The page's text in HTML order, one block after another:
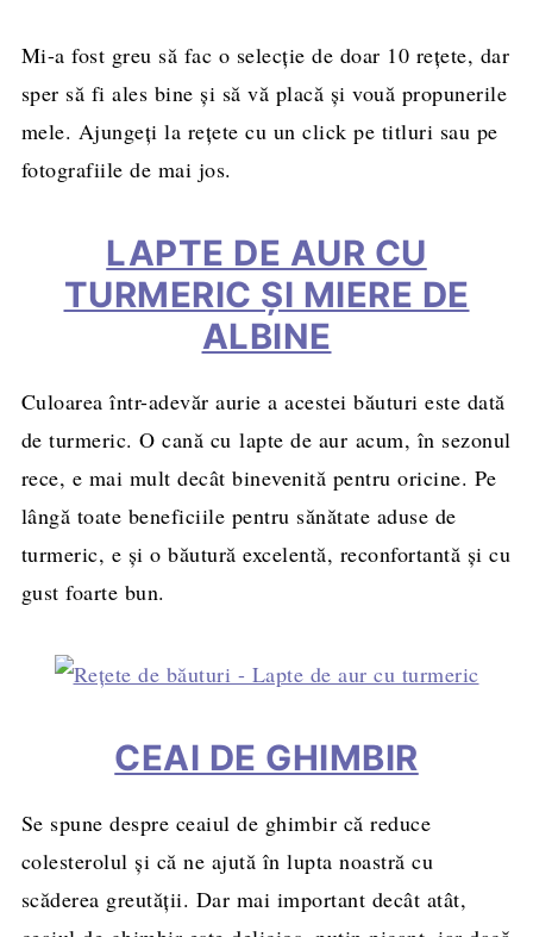
Mi-a fost greu să fac o selecție de doar 10 rețete, dar
sper să fi ales bine și să vă placă și vouă propunerile
mele. Ajungeți la rețete cu un click pe titluri sau pe
fotografiile de mai jos.
LAPTE DE AUR CU
TURMERIC ŞI MIERE DE
ALBINE
Culoarea într-adevăr aurie a acestei băuturi este dată
de turmeric. O cană cu lapte de aur acum, în sezonul
rece, e mai mult decât binevenită pentru oricine. Pe
lângă toate beneficiile pentru sănătate aduse de
turmeric, e şi o băutură excelentă, reconfortantă și cu
gust foarte bun.
CEAI DE GHIMBIR
Se spune despre ceaiul de ghimbir că reduce
colesterolul și că ne ajută în lupta noastră cu
scăderea greutății. Dar mai important decât atât,